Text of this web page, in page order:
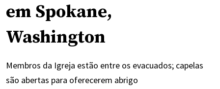
em Spokane,
Washington
Membros da Igreja estão entre os evacuados; capelas
são abertas para oferecerem abrigo